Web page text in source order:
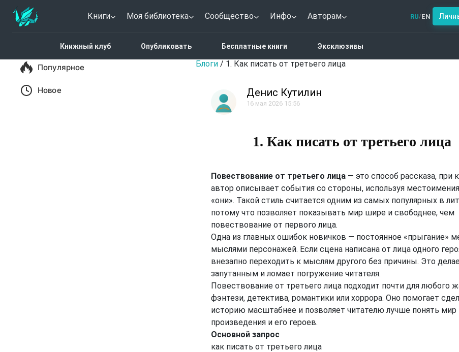
Книги Моя библиотека Сообщество Инфо Авторам RU/EN
Книжный клуб Опубликовать Бесплатные книги Эксклюзивы
Популярное
Новое
Блоги / 1. Как писать от третьего лица
Денис Кутилин
16 мая 2026 15:56
1. Как писать от третьего лица
Повествование от третьего лица — это способ рассказа, при
автор описывает события со стороны, используя местоимения
«они». Такой стиль считается одним из самых популярных в
потому что позволяет показывать мир шире и свободнее, чем
повествование от первого лица.
Одна из главных ошибок новичков — постоянное «прыгание»
мыслями персонажей. Если сцена написана от лица одного
внезапно переходить к мыслям другого без причины. Это
запутанным и ломает погружение читателя.
Повествование от третьего лица подходит почти для любого
фэнтези, детектива, романтики или хоррора. Оно помогает
историю масштабнее и позволяет читателю лучше понять мир
произведения и его героев.
Основной запрос
как писать от третьего лица